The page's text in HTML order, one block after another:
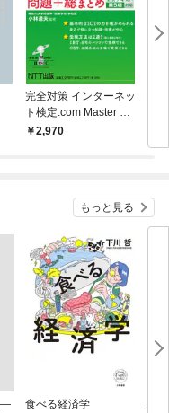
完全対策 インターネッ
ト検定.com Master BA
SIC 問題+総まとめ 公
2,970
もっと見る
食べる経済学
為